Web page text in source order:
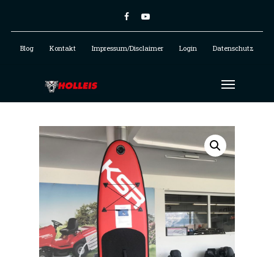
Blog Kontakt Impressum/Disclaimer Login Datenschutz